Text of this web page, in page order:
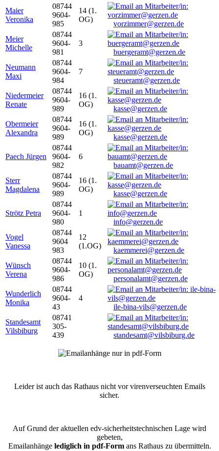
Maier
Veronika
08744
9604-
985
14 (1.
OG)
vorzimmer@gerzen.de
Meier
Michelle
08744
9604-
981
3
buergeramt@gerzen.de
Neumann
Maxi
08744
9604-
984
7
steueramt@gerzen.de
Niedermeier
Renate
08744
9604-
989
16 (1.
OG)
kasse@gerzen.de
Obermeier
Alexandra
08744
9604-
989
16 (1.
OG)
kasse@gerzen.de
Paech Jürgen
08744
9604-
982
6
bauamt@gerzen.de
Sterr
Magdalena
08744
9604-
989
16 (1.
OG)
kasse@gerzen.de
Strötz Petra
08744
9604-
980
1
info@gerzen.de
Vogel
Vanessa
08744
9604
983
12
(1.OG)
kaemmerei@gerzen.de
Wünsch
Verena
08744
9604-
986
10 (1.
OG)
personalamt@gerzen.de
Wunderlich
Monika
08744
9604-
43
4
ile-bina-vils@gerzen.de
Standesamt
Vilsbiburg
08741
305-
439
standesamt@vilsbiburg.de
Leider ist auch das Rathaus nicht vor virenverseuchten Emails
sicher.
Auf Grund der aktuellen edv-sicherheitstechnischen Lage wird
gebeten,
Emailanhänge lediglich in pdf-Formans Rathaus zu übermitteln.